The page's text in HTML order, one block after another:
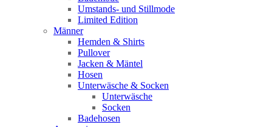
Umstands- und Stillmode
Limited Edition
Männer
Hemden & Shirts
Pullover
Jacken & Mäntel
Hosen
Unterwäsche & Socken
Unterwäsche
Socken
Badehosen